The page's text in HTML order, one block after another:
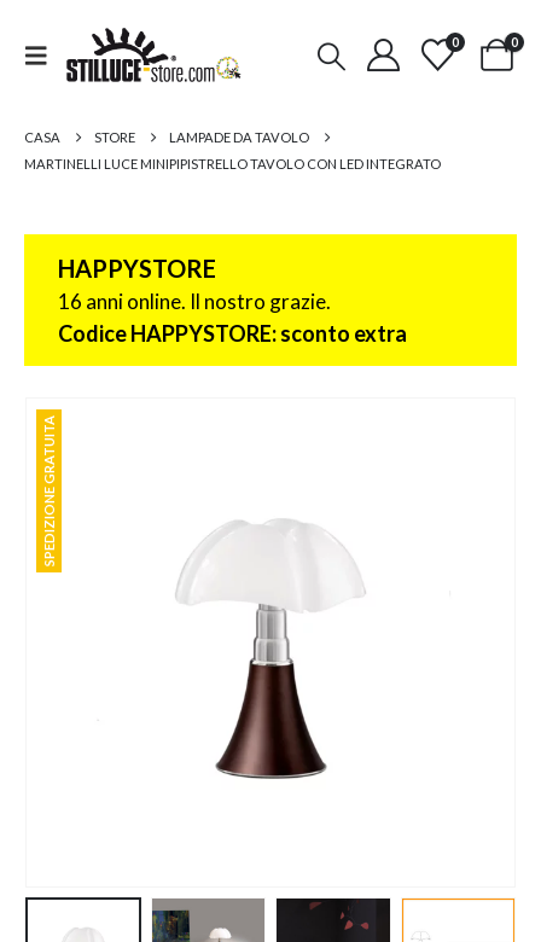
0 0
CASA STORE
LAMPADE DA TAVOLO
MARTINELLI LUCE MINIPIPISTRELLO TAVOLO CON LED INTEGRATO
HAPPYSTORE
16 anni online. Il nostro grazie.
Codice HAPPYSTORE: sconto extra
SPEDIZIONE GRATUITA
SPEDIZIONE GRATUITA